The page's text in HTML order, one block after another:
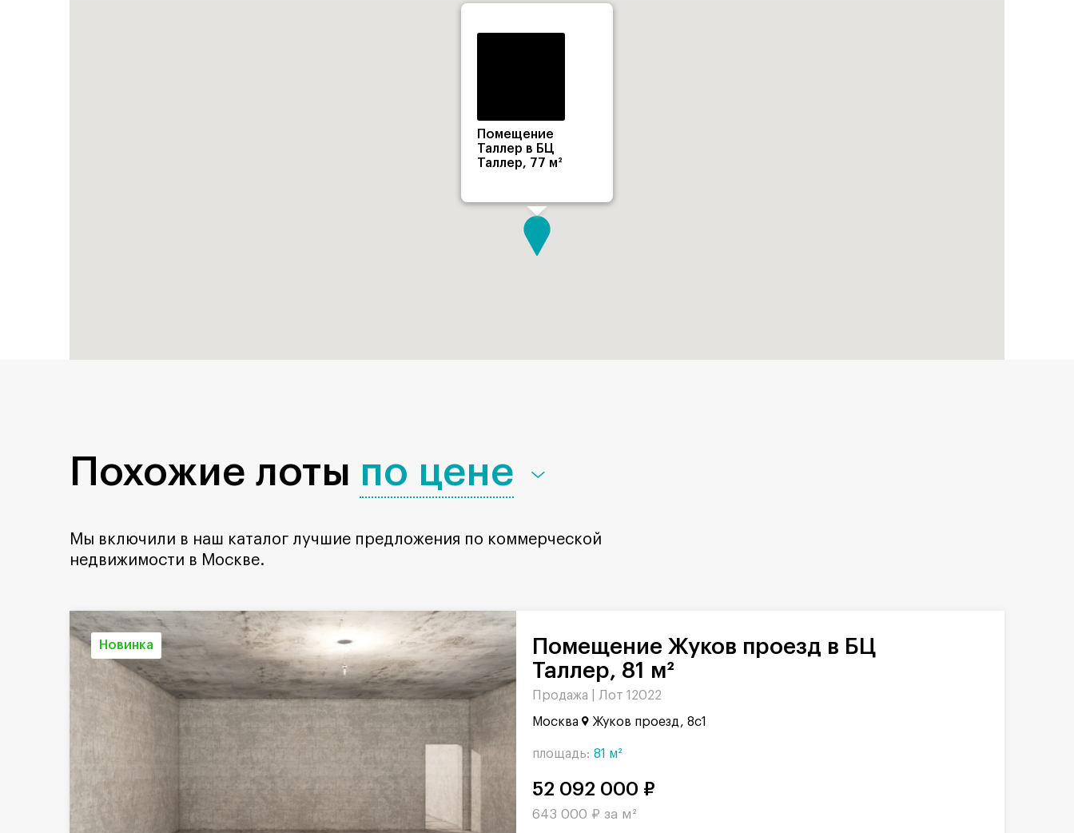
Помещение
Таллер в БЦ
Таллер, 77 м²
Похожие лоты по цене
Мы включили в наш каталог лучшие предложения по коммерческой
недвижимости в Москве.
Новинка
Помещение Жуков проезд в БЦ
Таллер, 81 м²
Продажа | Лот 12022
Москва Жуков проезд, 8с1
площадь: 81 м²
52 092 000 ₽
643 000 ₽ за м²